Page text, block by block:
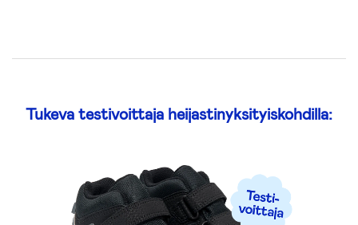
Tukeva testivoittaja heijastinyksityiskohdilla: